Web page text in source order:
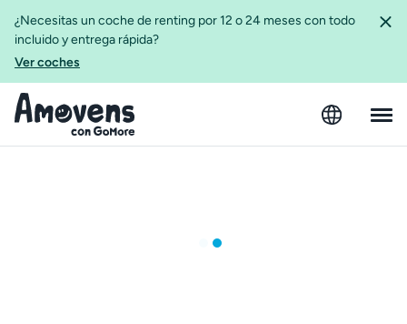
¿Necesitas un coche de renting por 12 o 24 meses con todo
incluido y entrega rápida?
Ver coches